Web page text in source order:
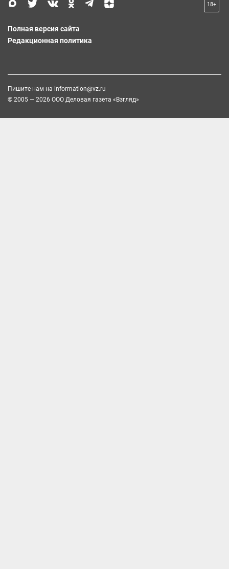
18+
Полная версия сайта
Редакционная политика
Пишите нам на information@vz.ru
© 2005 — 2026 ООО Деловая газета «Взгляд»